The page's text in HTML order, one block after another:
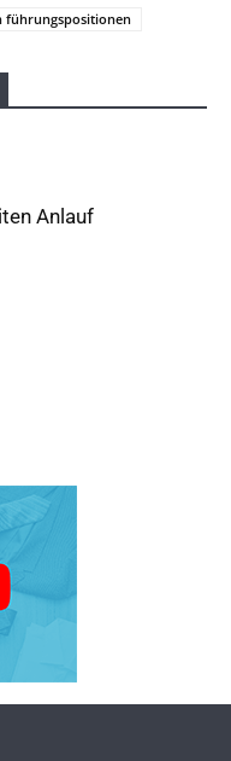
führungspositionen
Anlauf